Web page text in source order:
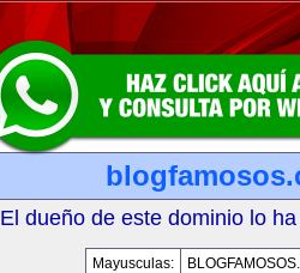
El dueño de este dominio lo
Mayusculas: